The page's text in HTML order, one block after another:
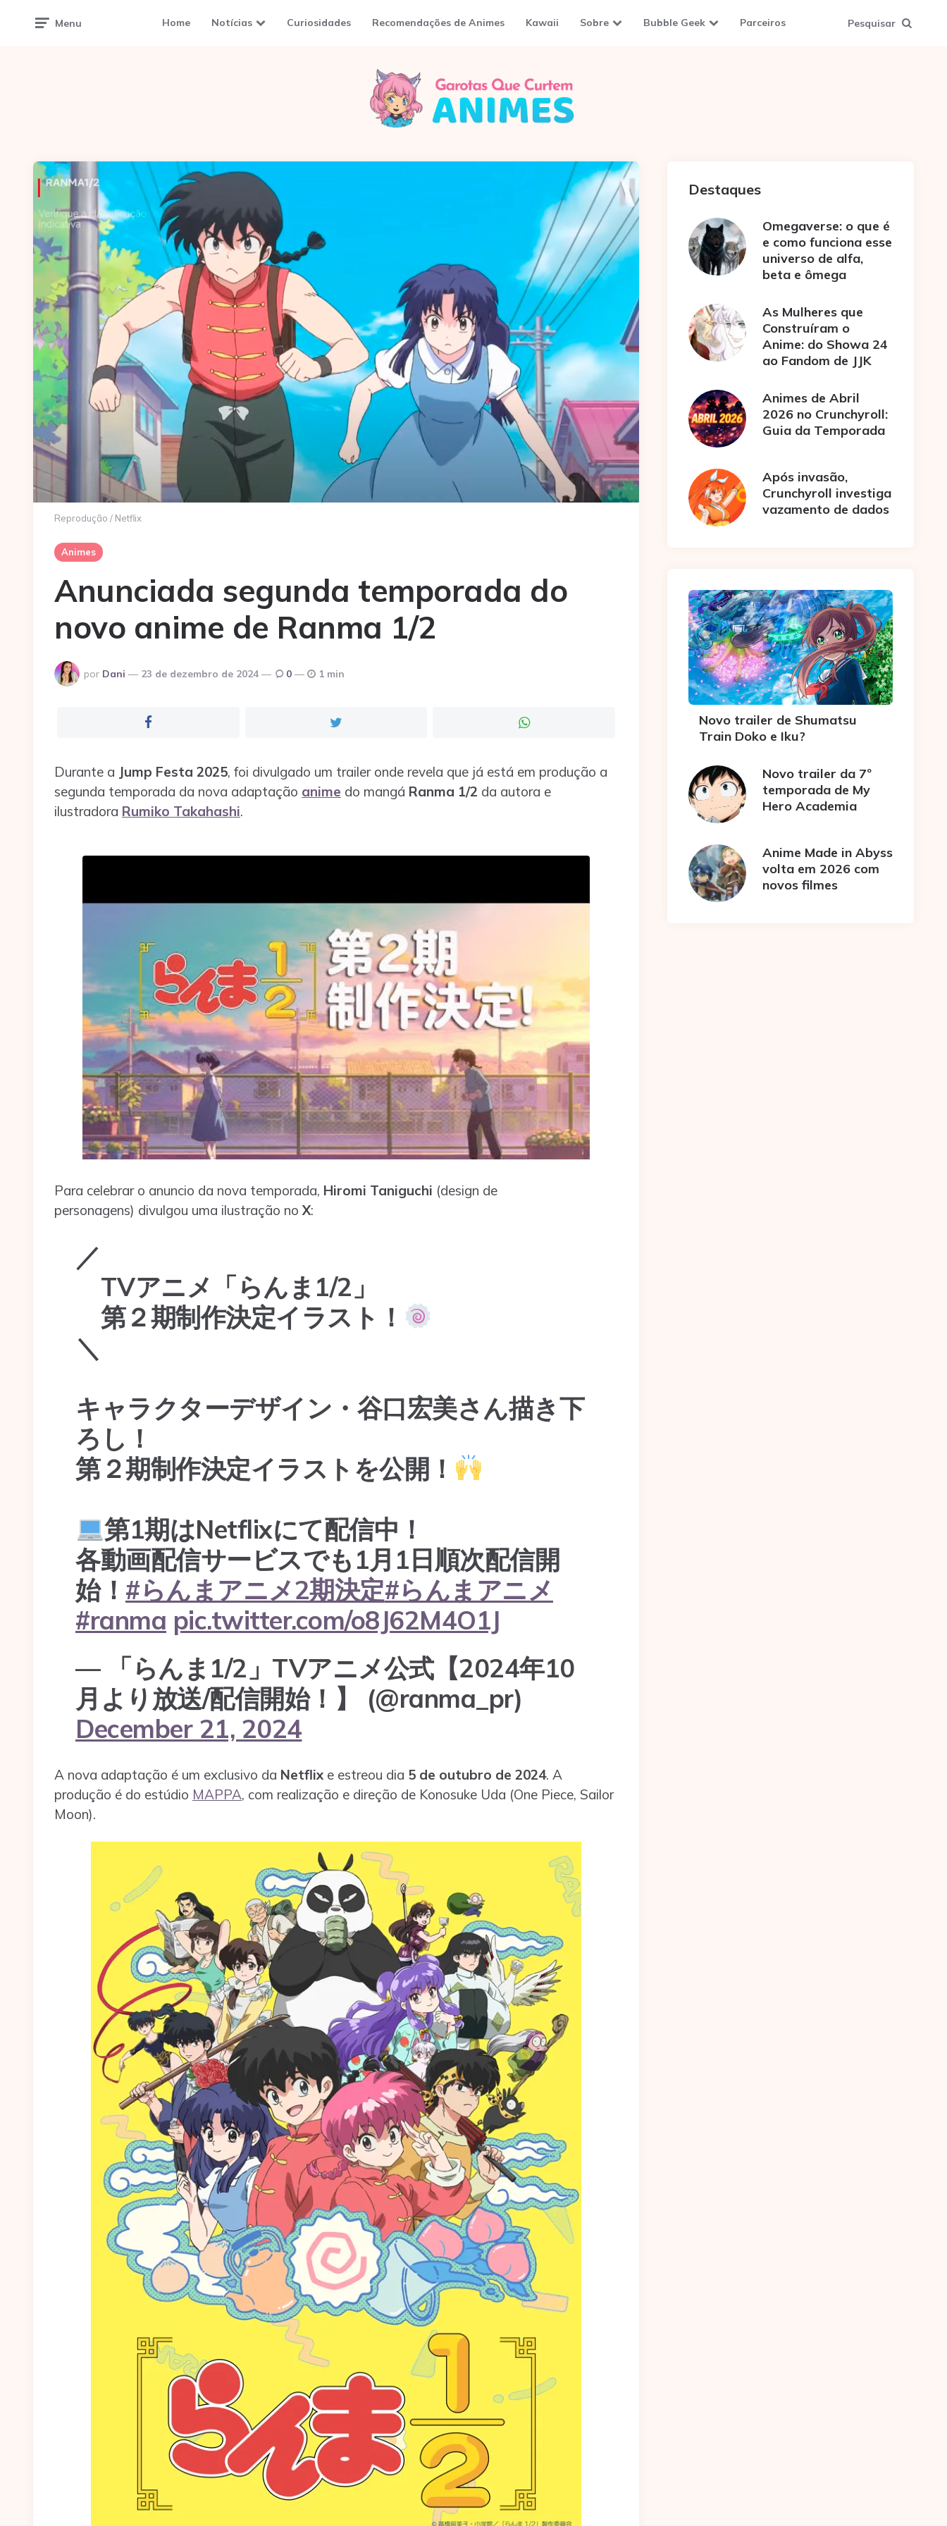
Menu Home Notícias Curiosidades Recomendações de Animes Kawaii Sobre Bubble Geek Parceiros Pesquisar
Reprodução / Netflix
Animes
Anunciada segunda temporada do
novo anime de Ranma 1/2
Postado
por
por Dani 23 de dezembro de 2024 0 1 min
Durante a Jump Festa 2025, foi divulgado um trailer onde revela que já está em produção a
segunda temporada da nova adaptação anime do mangá Ranma 1/2 da autora e
ilustradora Rumiko Takahashi.
Para celebrar o anuncio da nova temporada, Hiromi Taniguchi (design de
personagens) divulgou uma ilustração no X:
／
TVアニメ「らんま1/2」
第２期制作決定イラスト！
＼
キャラクターデザイン・谷口宏美さん描き下
ろし！
第２期制作決定イラストを公開！
第1期はNetflixにて配信中！
各動画配信サービスでも1月1日順次配信開
始！ #らんまアニメ2期決定#らんまアニメ
#ranma pic.twitter.com/o8J62M4O1J
— 「らんま1/2」TVアニメ公式【2024年10
月より放送/配信開始！】 (@ranma_pr)
December 21, 2024
A nova adaptação é um exclusivo da Netflix e estreou dia 5 de outubro de 2024. A
produção é do estúdio MAPPA, com realização e direção de Konosuke Uda (One Piece, Sailor
Moon).
Destaques
Omegaverse: o que é
e como funciona esse
universo de alfa,
beta e ômega
As Mulheres que
Construíram o
Anime: do Showa 24
ao Fandom de JJK
Animes de Abril
2026 no Crunchyroll:
Guia da Temporada
Após invasão,
Crunchyroll investiga
vazamento de dados
Novo trailer de Shumatsu
Train Doko e Iku?
Novo trailer da 7º
temporada de My
Hero Academia
Anime Made in Abyss
volta em 2026 com
novos filmes